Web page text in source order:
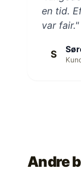
en tid.
var fair."
S
Andre